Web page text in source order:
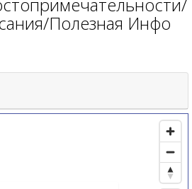
Полезная Инфо